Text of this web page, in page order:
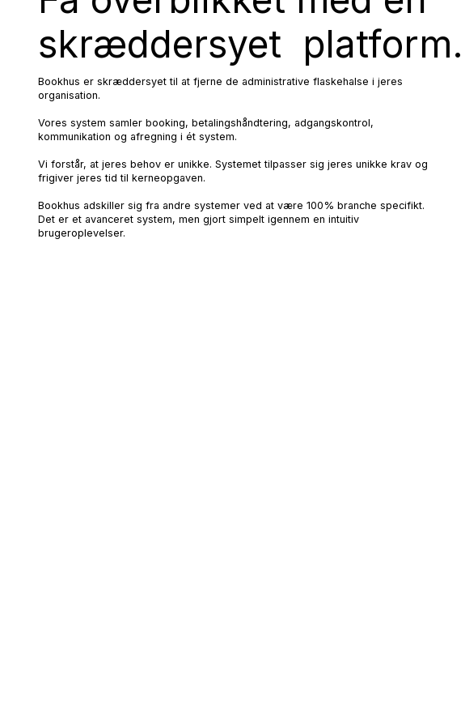
skræddersyet platform.
Bookhus er skræddersyet til at fjerne de administrative flaskehalse i jeres
organisation.
Vores system samler booking, betalingshåndtering, adgangskontrol,
kommunikation og afregning i ét system.
Vi forstår, at jeres behov er unikke. Systemet tilpasser sig jeres unikke krav og
frigiver jeres tid til kerneopgaven.
Bookhus adskiller sig fra andre systemer ved at være 100% branche specifikt.
Det er et avanceret system, men gjort simpelt igennem en intuitiv
brugeroplevelser.